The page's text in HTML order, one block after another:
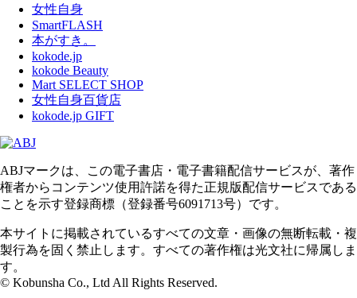
女性自身
SmartFLASH
本がすき。
kokode.jp
kokode Beauty
Mart SELECT SHOP
女性自身百貨店
kokode.jp GIFT
ABJマークは、この電子書店・電子書籍配信サービスが、著作
権者からコンテンツ使用許諾を得た正規版配信サービスである
ことを示す登録商標（登録番号6091713号）です。
本サイトに掲載されているすべての文章・画像の無断転載・複
製行為を固く禁止します。すべての著作権は光文社に帰属しま
す。
© Kobunsha Co., Ltd All Rights Reserved.